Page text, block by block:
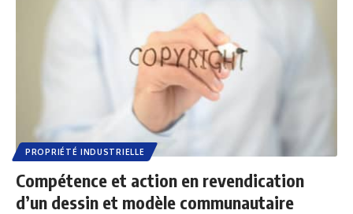
PROPRIÉTÉ INDUSTRIELLE
Compétence et action en revendication
d’un dessin et modèle communautaire